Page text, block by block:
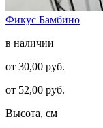
Фикус Бамбино
в наличии
от 30,00 руб.
от 52,00 руб.
Высота, см